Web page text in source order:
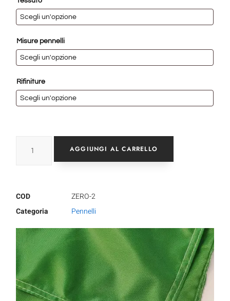
Misure pennelli
Rifiniture
AGGIUNGI AL CARRELLO
COD
ZERO-2
Categoria
Pennelli